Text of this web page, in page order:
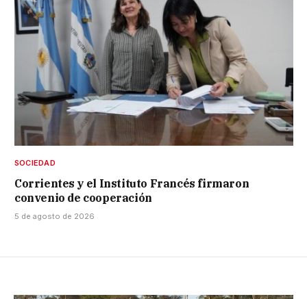
SOCIEDAD
Corrientes y el Instituto Francés firmaron
convenio de cooperación
5 de agosto de 2026